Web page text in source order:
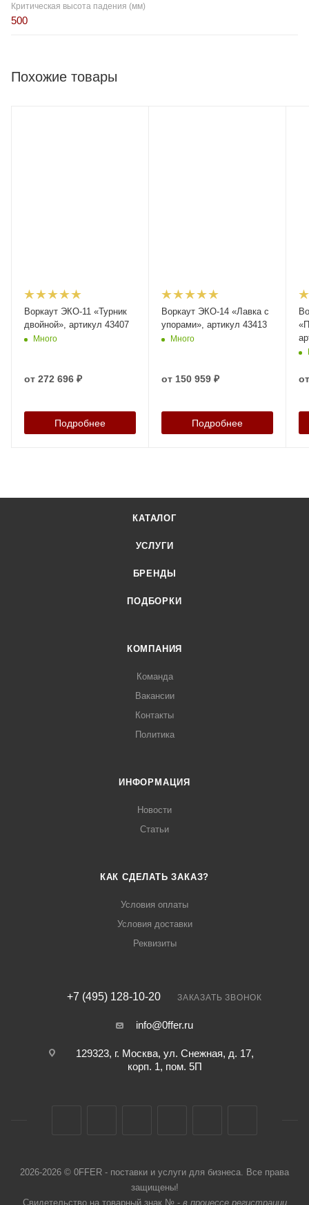
Критическая высота падения (мм)
500
Похожие товары
Воркаут ЭКО-11 «Турник
двойной», артикул 43407
Много
от 272 696 ₽
Подробнее
Воркаут ЭКО-14 «Лавка с
упорами», артикул 43413
Много
от 150 959 ₽
Подробнее
КАТАЛОГ
УСЛУГИ
БРЕНДЫ
ПОДБОРКИ
КОМПАНИЯ
Команда
Вакансии
Контакты
Политика
ИНФОРМАЦИЯ
Новости
Статьи
КАК СДЕЛАТЬ ЗАКАЗ?
Условия оплаты
Условия доставки
Реквизиты
+7 (495) 128-10-20 ЗАКАЗАТЬ ЗВОНОК
info@0ffer.ru
129323, г. Москва, ул. Снежная, д. 17,
корп. 1, пом. 5П
2026-2026 © 0FFER - поставки и услуги для бизнеса. Все права
защищены!
Свидетельство на товарный знак № - в процессе регистрации